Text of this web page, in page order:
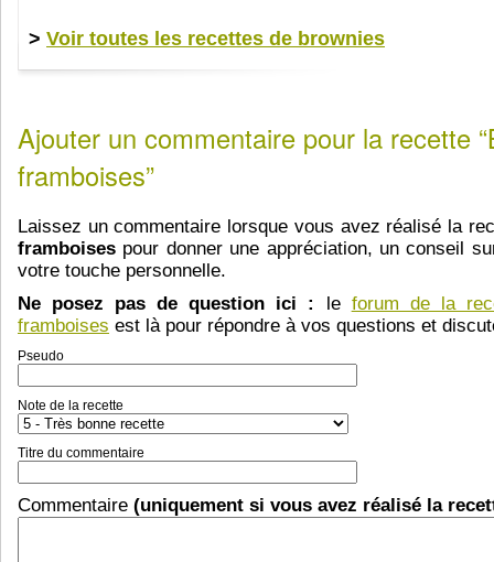
> Voir toutes les recettes de brownies
Ajouter un commentaire pour la recette
framboises”
Laissez un commentaire lorsque vous avez réalisé la
framboises pour donner une appréciation, un conseil
votre touche personnelle.
Ne posez pas de question ici :
le forum de la
framboises est là pour répondre à vos questions et
Pseudo
Note de la recette
Titre du commentaire
Commentaire (uniquement si vous avez réalisé la